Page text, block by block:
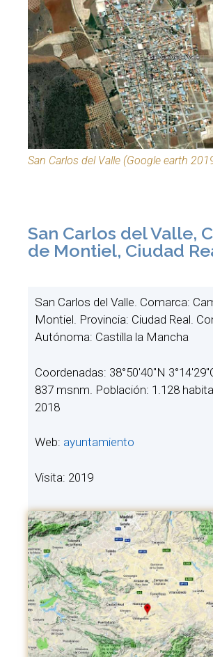
San Carlos del Valle (Google earth
San Carlos del Valle,
de Montiel, Ciudad
San Carlos del Valle. Comarca:
Montiel. Provincia: Ciudad Real.
Autónoma: Castilla la Mancha
Coordenadas: 38°50′40″N
837 msnm. Población: 1.128
2018
Web: ayuntamiento
Visita: 2019